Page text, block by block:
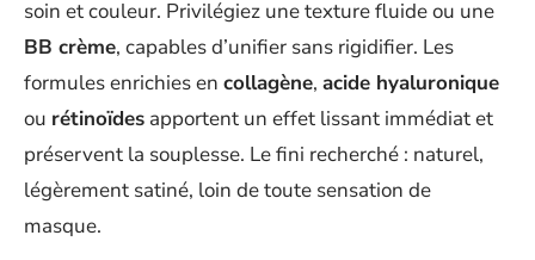
soin et couleur. Privilégiez une texture fluide ou une
BB crème, capables d’unifier sans rigidifier. Les
formules enrichies en collagène, acide hyaluronique
ou rétinoïdes apportent un effet lissant immédiat et
préservent la souplesse. Le fini recherché : naturel,
légèrement satiné, loin de toute sensation de
masque.